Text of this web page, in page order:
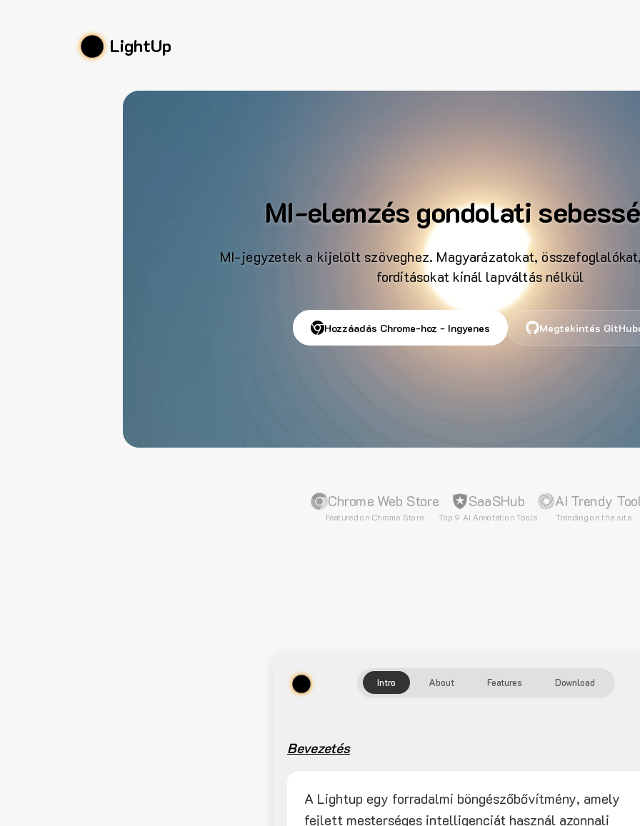
LightUp
MI-elemzés gondolati
MI-jegyzetek a kijelölt szöveghez. Magyarázatokat,
fordításokat kínál lapváltás nélkül
Hozzáadás Chrome-hoz - Ingyenes Megtekintés
Chrome Web Store
Featured on Chrome Store
SaaSHub
Top 9 AI Annotation Tools
AI Trendy
Trending on the site
Intro About Features Download
Bevezetés
A Lightup egy forradalmi böngészőbővítmény, amely
fejlett mesterséges intelligenciát használ azonnali